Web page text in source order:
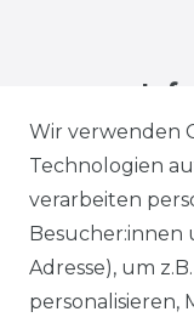
Wir verwenden
Technologien
verarbeiten
Besucher:innen
Adresse), um
personalisieren,
Impressum